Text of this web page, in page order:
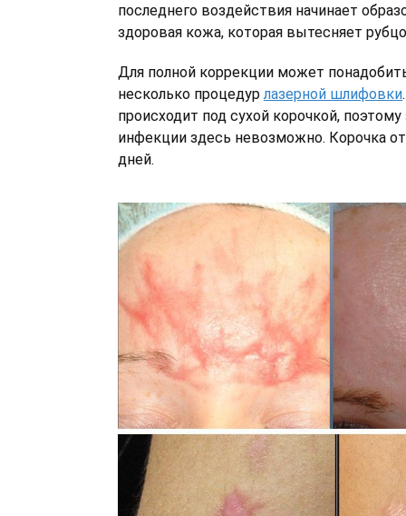
последнего воздействия начинает
здоровая кожа, которая вытесняет
Для полной коррекции может
несколько процедур лазерной шлифовки
происходит под сухой корочкой, поэтому
инфекции здесь невозможно. Корочка
дней.